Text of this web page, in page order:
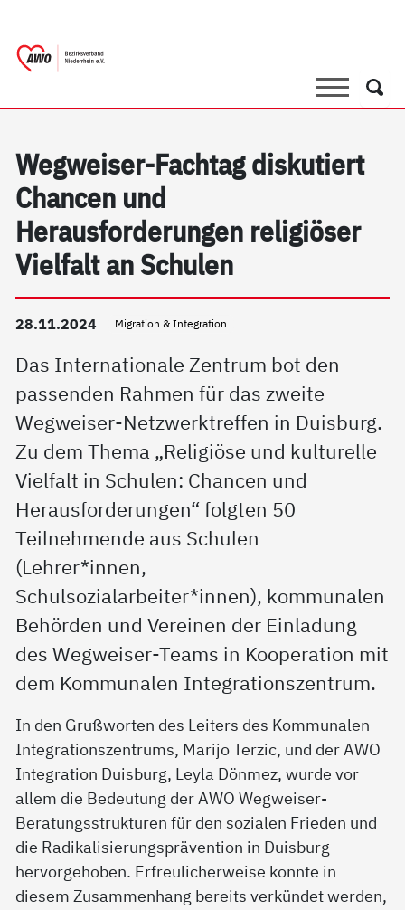
SucheSuche
Wegweiser-Fachtag diskutiert
Chancen und
Herausforderungen religiöser
Vielfalt an Schulen
28.11.2024 Migration & Integration
Das Internationale Zentrum bot den
passenden Rahmen für das zweite
Wegweiser-Netzwerktreffen in Duisburg.
Zu dem Thema „Religiöse und kulturelle
Vielfalt in Schulen: Chancen und
Herausforderungen“ folgten 50
Teilnehmende aus Schulen
(Lehrer*innen,
Schulsozialarbeiter*innen), kommunalen
Behörden und Vereinen der Einladung
des Wegweiser-Teams in Kooperation mit
dem Kommunalen Integrationszentrum.
In den Grußworten des Leiters des Kommunalen
Integrationszentrums, Marijo Terzic, und der AWO
Integration Duisburg, Leyla Dönmez, wurde vor
allem die Bedeutung der AWO Wegweiser-
Beratungsstrukturen für den sozialen Frieden und
die Radikalisierungsprävention in Duisburg
hervorgehoben. Erfreulicherweise konnte in
diesem Zusammenhang bereits verkündet werden,